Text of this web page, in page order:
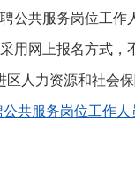
共服务岗位工作
网上报名方式，不
力资源和社会保
共服务岗位工作人